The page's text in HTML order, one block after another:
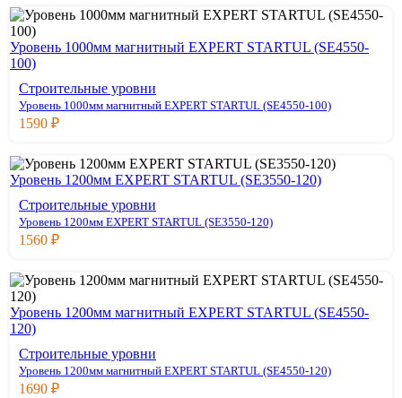
Уровень 1000мм магнитный EXPERT STARTUL (SE4550-
100)
Строительные уровни
Уровень 1000мм магнитный EXPERT STARTUL (SE4550-100)
1590 ₽
Уровень 1200мм EXPERT STARTUL (SE3550-120)
Строительные уровни
Уровень 1200мм EXPERT STARTUL (SE3550-120)
1560 ₽
Уровень 1200мм магнитный EXPERT STARTUL (SE4550-
120)
Строительные уровни
Уровень 1200мм магнитный EXPERT STARTUL (SE4550-120)
1690 ₽